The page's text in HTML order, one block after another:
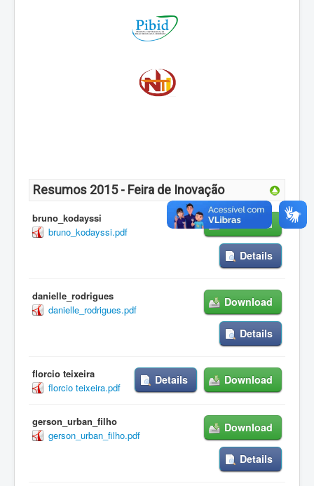
Resumos 2015 - Feira de Inovação
bruno_kodayssi
bruno_kodayssi.pdf
Download
Details
danielle_rodrigues
danielle_rodrigues.pdf
Download
Details
florcio teixeira
florcio teixeira.pdf
Download
Details
gerson_urban_filho
gerson_urban_filho.pdf
Download
Details